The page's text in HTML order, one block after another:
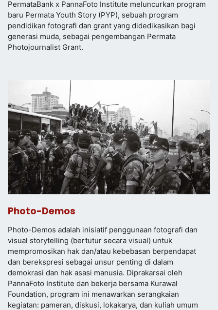
PermataBank x PannaFoto Institute meluncurkan program
baru Permata Youth Story (PYP), sebuah program
pendidikan fotografi dan grant yang didedikasikan bagi
generasi muda, sebagai pengembangan Permata
Photojournalist Grant.
Photo-Demos
Photo-Demos adalah inisiatif penggunaan fotografi dan
visual storytelling (bertutur secara visual) untuk
mempromosikan hak dan/atau kebebasan berpendapat
dan berekspresi sebagai unsur penting di dalam
demokrasi dan hak asasi manusia. Diprakarsai oleh
PannaFoto Institute dan bekerja bersama Kurawal
Foundation, program ini menawarkan serangkaian
kegiatan: pameran, diskusi, lokakarya, dan kuliah umum